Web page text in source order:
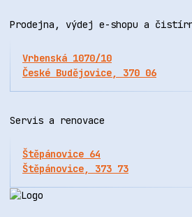
Prodejna, výdej e-shopu a
Vrbenská 1070/10
České Budějovice, 370 06
Servis a renovace
Štěpánovice 64
Štěpánovice, 373 73